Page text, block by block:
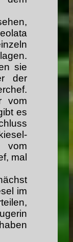
sie
der
vom
es
vom
mal
im